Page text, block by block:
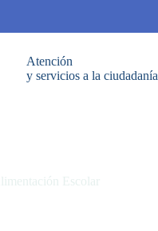
Atención
y servicios a la ciudadanía
Escolar